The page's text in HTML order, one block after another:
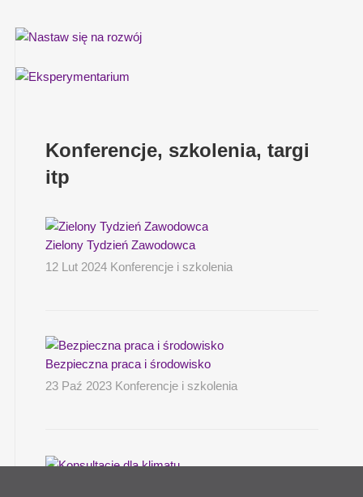
Konferencje, szkolenia, targi
itp
Zielony Tydzień Zawodowca
12 Lut 2024 Konferencje i szkolenia
Bezpieczna praca i środowisko
23 Paź 2023 Konferencje i szkolenia